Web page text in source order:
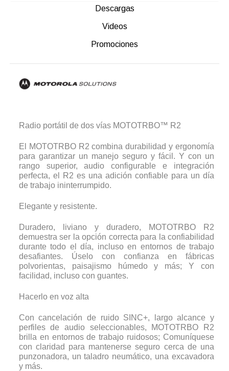
Descargas
Videos
Promociones
Radio portátil de dos vías MOTOTRBO™ R2
El MOTOTRBO R2 combina durabilidad y ergonomía
para garantizar un manejo seguro y fácil. Y con un
rango superior, audio configurable e integración
perfecta, el R2 es una adición confiable para un día
de trabajo ininterrumpido.
Elegante y resistente.
Duradero, liviano y duradero, MOTOTRBO R2
demuestra ser la opción correcta para la confiabilidad
durante todo el día, incluso en entornos de trabajo
desafiantes. Úselo con confianza en fábricas
polvorientas, paisajismo húmedo y más; Y con
facilidad, incluso con guantes.
Hacerlo en voz alta
Con cancelación de ruido SINC+, largo alcance y
perfiles de audio seleccionables, MOTOTRBO R2
brilla en entornos de trabajo ruidosos; Comuníquese
con claridad para mantenerse seguro cerca de una
punzonadora, un taladro neumático, una excavadora
y más.